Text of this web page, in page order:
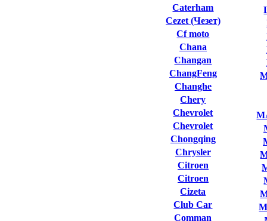
Caterham
Cezet (Чезет)
Cf moto
Chana
Changan
ChangFeng
Changhe
Chery
Chevrolet
Chevrolet
Chongqing
Chrysler
Citroen
Citroen
Cizeta
Club Сar
Comman